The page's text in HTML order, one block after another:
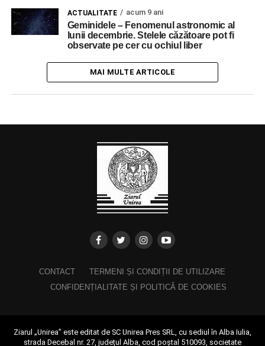
ACTUALITATE acum 9 ani
Geminidele – Fenomenul astronomic al
lunii decembrie. Stelele căzătoare pot fi
observate pe cer cu ochiul liber
MAI MULTE ARTICOLE
CONTACT
TERMENI ȘI CONDIȚII DE UTILIZARE
CONFIDENȚIALITATE ȘI POLITICĂ DE COOKIES
Ziarul „Unirea” este editat de SC Unirea Pres SRL, cu sediul în Alba Iulia,
strada Decebal nr. 27, județul Alba, cod poștal 510093, societate